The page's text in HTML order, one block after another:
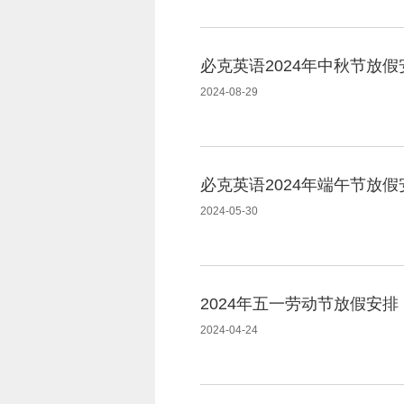
必克英语2024年中秋节放假
2024-08-29
必克英语2024年端午节放假
2024-05-30
2024年五一劳动节放假安排
2024-04-24